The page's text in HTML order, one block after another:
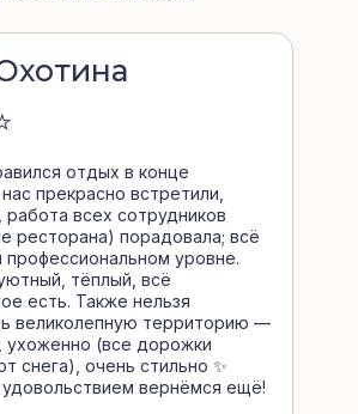
отдых в конце
прекрасно встретили,
всех сотрудников
ресторана) порадовала; всё
профессиональном уровне.
тёплый, всё
есть. Также нельзя
великолепную территорию —
ухоженно (все дорожки
снега), очень стильно ✨
вернёмся ещё!